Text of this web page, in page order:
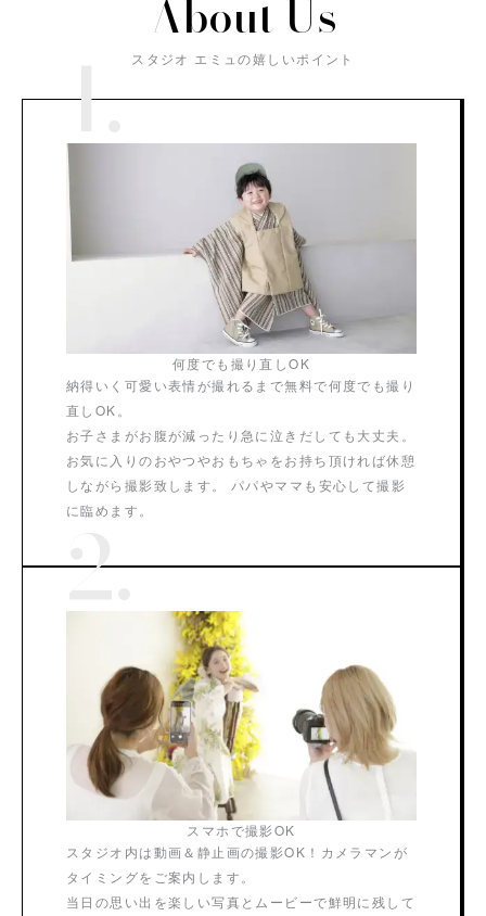
About Us
スタジオ エミュの嬉しいポイント
1.
何度でも撮り直しOK
納得いく可愛い表情が撮れるまで無料で何度でも撮り
直しOK。
お子さまがお腹が減ったり急に泣きだしても大丈夫。
お気に入りのおやつやおもちゃをお持ち頂ければ休憩
しながら撮影致します。 パパやママも安心して撮影
に臨めます。
2.
スマホで撮影OK
スタジオ内は動画＆静止画の撮影OK！カメラマンが
タイミングをご案内します。
当日の思い出を楽しい写真とムービーで鮮明に残して